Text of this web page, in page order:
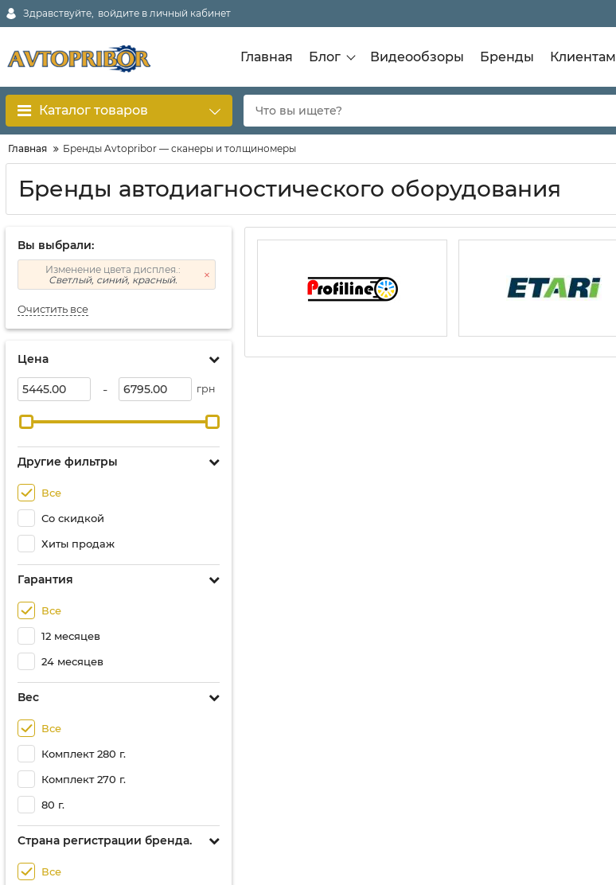
Здравствуйте, войдите в личный кабинет
Главная Блог Видеообзоры Бренды Клиентам
Каталог товаров
Главная Бренды Avtopribor — сканеры и толщиномеры
Бренды автодиагностического оборудования
Вы выбрали:
Изменение цвета дисплея.:
Светлый, синий, красный.
Очистить все
Цена
- грн
Другие фильтры
Все
Со скидкой
Хиты продаж
Гарантия
Все
12 месяцев
24 месяцев
Вес
Все
Комплект 280 г.
Комплект 270 г.
80 г.
Страна регистрации бренда.
Все